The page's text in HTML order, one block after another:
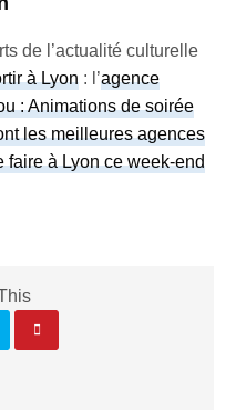
de l’actualité culturelle
à Lyon : l’agence
: Animations de soirée
les meilleures agences
faire à Lyon ce week-end